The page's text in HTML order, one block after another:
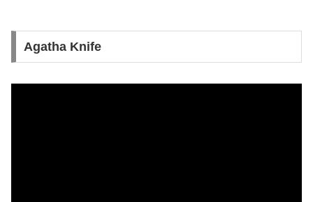
Agatha Knife